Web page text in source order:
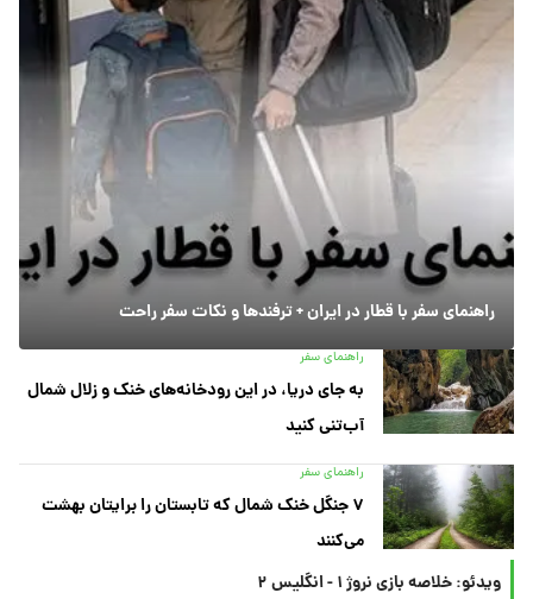
راهنمای سفر با قطار در ایران + ترفندها و نکات سفر راحت
راهنمای سفر
به جای دریا، در این رودخانه‌های خنک و زلال شمال
آب‌تنی کنید
راهنمای سفر
۷ جنگل خنک شمال که تابستان را برایتان بهشت
می‌کنند
ویدئو: خلاصه بازی نروژ ۱ - انگلیس ۲